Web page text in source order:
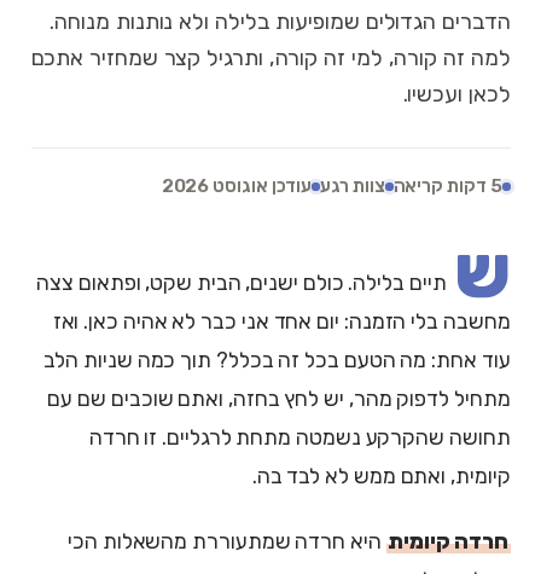
הדברים הגדולים שמופיעות בלילה ולא נותנות מנוחה.
למה זה קורה, למי זה קורה, ותרגיל קצר שמחזיר אתכם
לכאן ועכשיו.
5 דקות קריאה צוות רגע עודכן אוגוסט 2026
ש תיים בלילה. כולם ישנים, הבית שקט, ופתאום צצה
מחשבה בלי הזמנה: יום אחד אני כבר לא אהיה כאן. ואז
עוד אחת: מה הטעם בכל זה בכלל? תוך כמה שניות הלב
מתחיל לדפוק מהר, יש לחץ בחזה, ואתם שוכבים שם עם
תחושה שהקרקע נשמטה מתחת לרגליים. זו חרדה
קיומית, ואתם ממש לא לבד בה.
חרדה קיומית היא חרדה שמתעוררת מהשאלות הכי